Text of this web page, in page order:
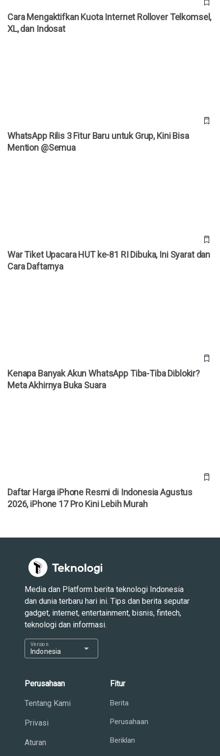
Cara Mengaktifkan Kuota Internet Rollover Telkomsel,
XL, dan Indosat
WhatsApp Rilis 3 Fitur Baru untuk Grup, Kini Bisa
Mention @Semua
War Tiket Upacara HUT ke-81 RI Dibuka, Ini Syarat dan
Cara Daftarnya
Kenapa Banyak Akun WhatsApp Tiba-Tiba Diblokir?
Meta Akhirnya Buka Suara
Daftar Harga iPhone Resmi di Indonesia Agustus
2026, iPhone 17 Pro Kini Lebih Murah
Media dan Platform berita teknologi Indonesia
dan dunia terbaru hari ini. Tips dan berita seputar
gadget, internet, entertainment, bisnis, fintech,
teknologi dan informasi.
Indonesia
Version arrow_drop_down
Perusahaan
Tentang Kami
Privasi
Aturan
Fitur
Berita
Perusahaan
Beriklan